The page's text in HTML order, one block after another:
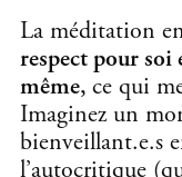
La méditation
respect pour soi
même, ce qui
Imaginez un
bienveillant.e.s
l’autocritique